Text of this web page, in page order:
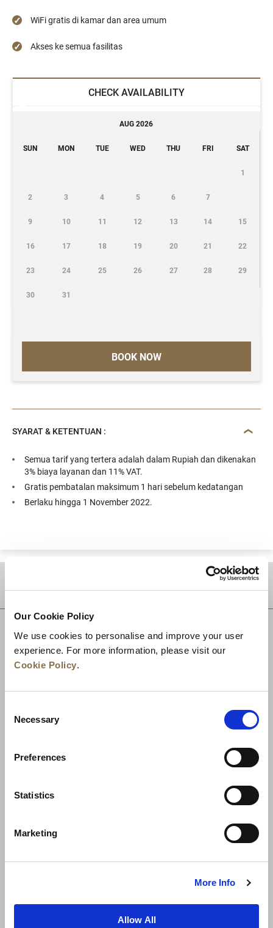
Our Cookie Policy
We use cookies to personalise and improve your user
experience. For more information, please visit our
Cookie Policy.
Selection
Necessary
Preferences
Statistics
Marketing
More Info
Allow All
WiFi gratis di kamar dan area umum
Akses ke semua fasilitas
CHECK AVAILABILITY
BOOK NOW
AUG 2026
SUN MON TUE WED THU FRI SAT
1
2 3 4 5 6 7
9 10 11 12 13 14 15
16 17 18 19 20 21 22
23 24 25 26 27 28 29
30 31
SYARAT & KETENTUAN :
Semua tarif yang tertera adalah dalam Rupiah dan dikenakan
3% biaya layanan dan 11% VAT.
Gratis pembatalan maksimum 1 hari sebelum kedatangan
Berlaku hingga 1 November 2022.